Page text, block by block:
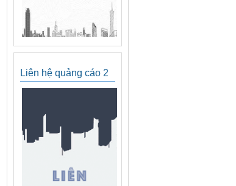
Liên hệ quảng cáo 2